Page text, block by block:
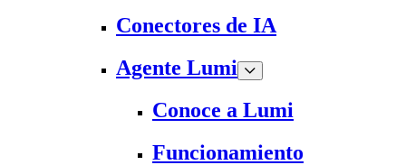
Conectores de IA
Agente Lumi
Conoce a Lumi
Funcionamiento